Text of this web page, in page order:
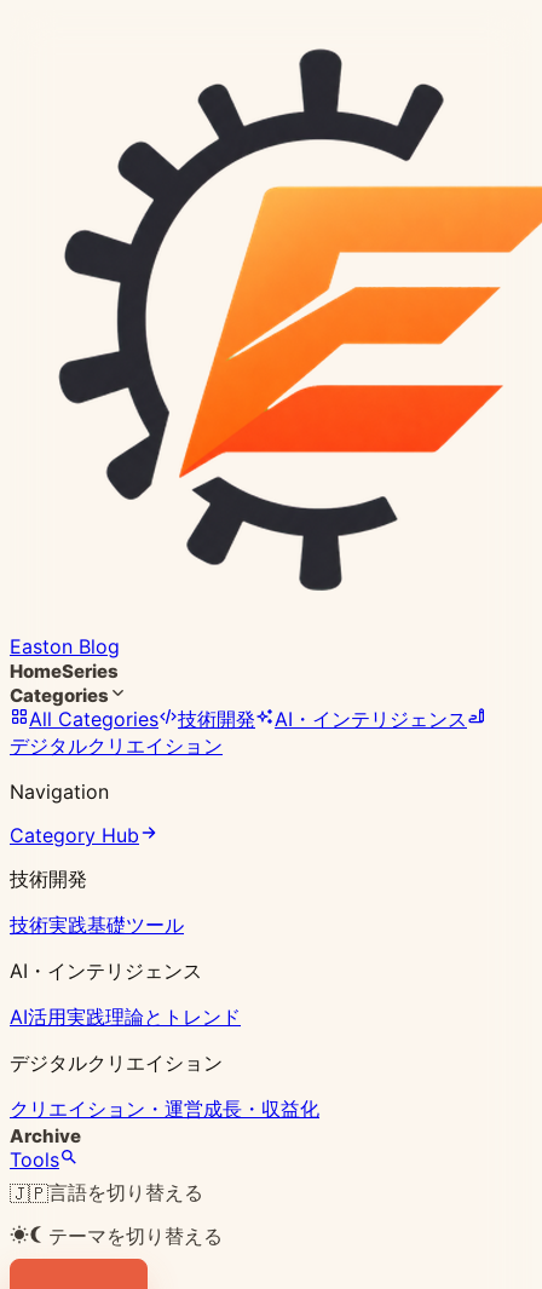
Easton Blog
HomeSeries
Categories
All Categories 技術開発
AI・インテリジェンス
デジタルクリエイション
Navigation
Category Hub
技術開発
技術実践基礎ツール
AI・インテリジェンス
AI活用実践理論とトレンド
デジタルクリエイション
クリエイション・運営成長・収益化
Archive
Tools
🇯🇵言語を切り替える
テーマを切り替える